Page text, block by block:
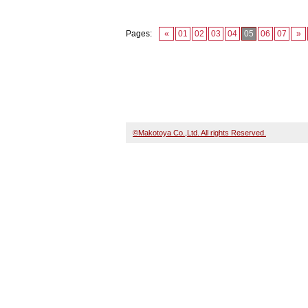
Pages: « 01 02 03 04 05 06 07 »
©Makotoya Co.,Ltd. All rights Reserved.